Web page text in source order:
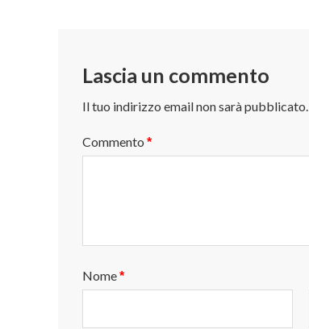
Lascia un commento
Il tuo indirizzo email non sarà pubblicato.
Commento *
Nome*